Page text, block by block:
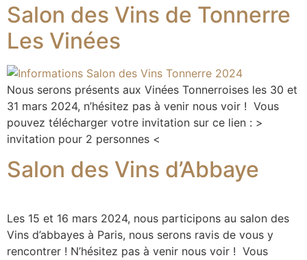
Salon des Vins de Tonnerre
Les Vinées
Nous serons présents aux Vinées Tonnerroises les 30 et
31 mars 2024, n’hésitez pas à venir nous voir ! Vous
pouvez télécharger votre invitation sur ce lien : >
invitation pour 2 personnes <
Salon des Vins d’Abbaye
Les 15 et 16 mars 2024, nous participons au salon des
Vins d’abbayes à Paris, nous serons ravis de vous y
rencontrer ! N’hésitez pas à venir nous voir ! Vous